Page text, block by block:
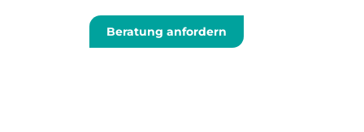
Beratung anfordern